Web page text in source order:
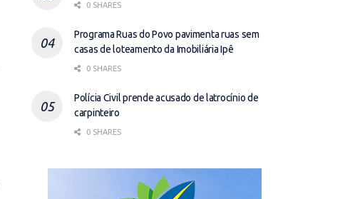
0 SHARES
Programa Ruas do Povo pavimenta ruas sem
casas de loteamento da Imobiliária Ipê
0 SHARES
Polícia Civil prende acusado de latrocínio de
carpinteiro
0 SHARES